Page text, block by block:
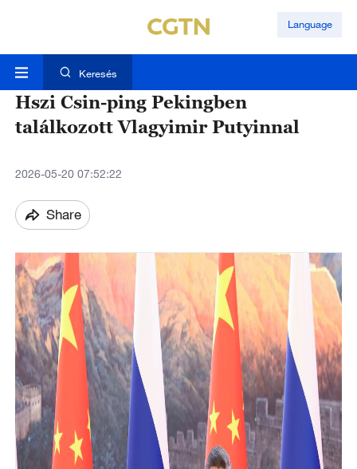
Language
Keresés
Hszi Csin-ping Pekingben
találkozott Vlagyimir Putyinnal
2026-05-20 07:52:22
Share